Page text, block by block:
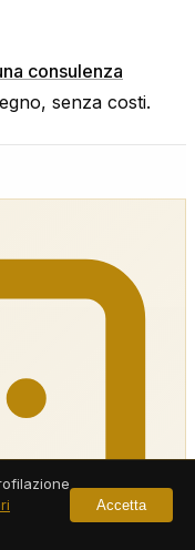
consulenza
senza costi.
Accetta